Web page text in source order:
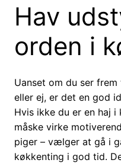
Hav
orden i
Uanset om du ser
eller ej, er det en god
Hvis ikke du er en haj
måske virke
piger – vælger at gå i
køkkenting i god tid.